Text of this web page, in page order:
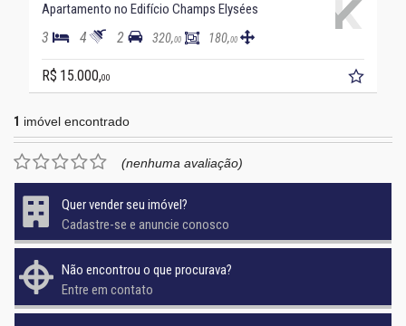
Apartamento no Edifício Champs Elysées
3 4 2 320,00 180,00
R$ 15.000,00
1 imóvel encontrado
(nenhuma avaliação)
Quer vender seu imóvel?
Cadastre-se e anuncie conosco
Não encontrou o que procurava?
Entre em contato